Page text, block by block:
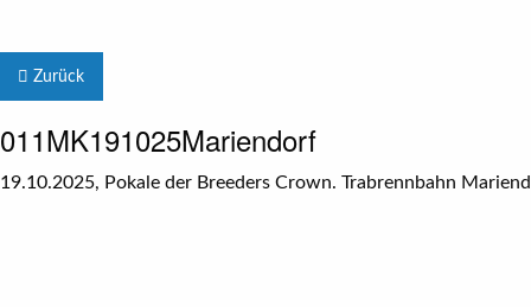
Zurück
011MK191025Mariendorf
19.10.2025, Pokale der Breeders Crown. Trabrennbahn